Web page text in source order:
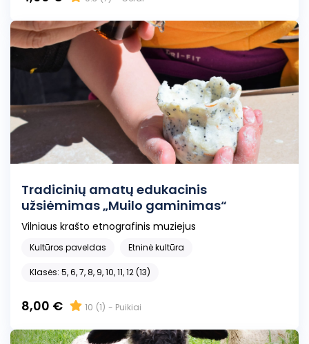
Tradicinių amatų edukacinis
užsiėmimas „Muilo gaminimas“
Vilniaus krašto etnografinis muziejus
Kultūros paveldas Etninė kultūra
Klasės: 5, 6, 7, 8, 9, 10, 11, 12 (13)
8,00 € 10 (1) - Puikiai